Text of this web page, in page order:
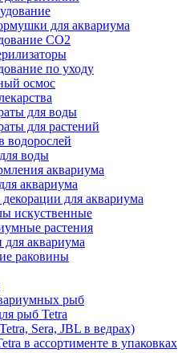
для аквариума
СО2
по уходу
осмос
для воды
для растений
водорослей
воды
аквариума
аквариума
для аквариума
искуственные
растения
для аквариума
раковины
рыб
рыб Tetra
Sera, JBL в ведрах)
в ассортименте в упаковках